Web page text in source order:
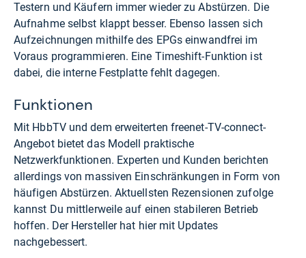
Testern und Käufern immer wieder zu Abstürzen. Die
Aufnahme selbst klappt besser. Ebenso lassen sich
Aufzeichnungen mithilfe des EPGs einwandfrei im
Voraus programmieren. Eine Timeshift-Funktion ist
dabei, die interne Festplatte fehlt dagegen.
Funktionen
Mit HbbTV und dem erweiterten freenet-TV-connect-
Angebot bietet das Modell praktische
Netzwerkfunktionen. Experten und Kunden berichten
allerdings von massiven Einschränkungen in Form von
häufigen Abstürzen. Aktuellsten Rezensionen zufolge
kannst Du mittlerweile auf einen stabileren Betrieb
hoffen. Der Hersteller hat hier mit Updates
nachgebessert.